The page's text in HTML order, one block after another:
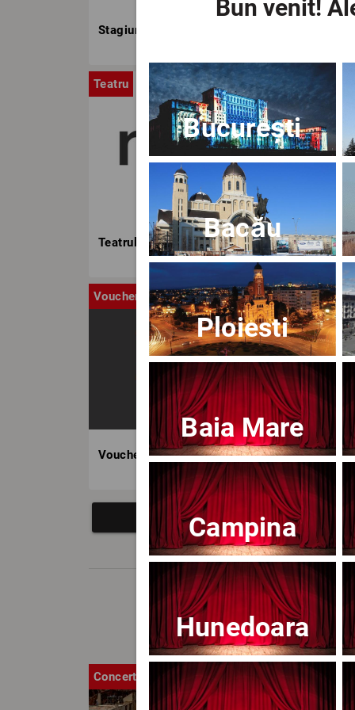
Stagiunea TNB
Teatru
Teatrul Nottara
Voucher
Voucher BILET.ro
Concert
Bun venit!
București
Bacău
Ploiesti
Baia Mare
Campina
Hunedoara